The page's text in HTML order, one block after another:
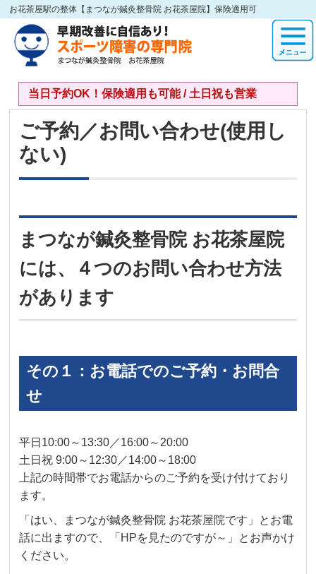
お花茶屋駅の整体【まつなが鍼灸整骨院 お花茶屋院】保険適用可
当日予約OK！保険適用も可能 / 土日祝も営業
ご予約／お問い合わせ(使用し
ない)
まつなが鍼灸整骨院 お花茶屋院
には、４つのお問い合わせ方法
があります
その１：お電話でのご予約・お問合
せ
平日10:00～13:30／16:00～20:00
土日祝 9:00～12:30／14:00～18:00
上記の時間帯でお電話からのご予約を受け付けており
ます。
「はい、まつなが鍼灸整骨院 お花茶屋院です」とお電
話に出ますので、「HPを見たのですが～」とお声かけ
ください。